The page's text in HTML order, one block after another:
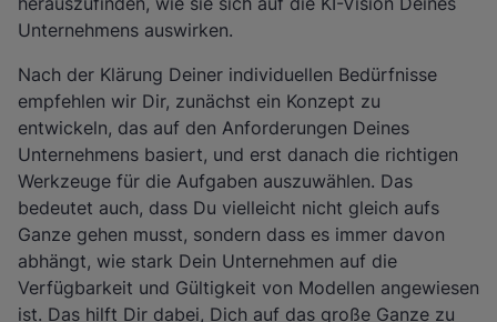
Unternehmens auswirken.
Nach der Klärung Deiner individuellen Bedürfnisse
empfehlen wir Dir, zunächst ein Konzept zu
entwickeln, das auf den Anforderungen Deines
Unternehmens basiert, und erst danach die richtigen
Werkzeuge für die Aufgaben auszuwählen. Das
bedeutet auch, dass Du vielleicht nicht gleich aufs
Ganze gehen musst, sondern dass es immer davon
abhängt, wie stark Dein Unternehmen auf die
Verfügbarkeit und Gültigkeit von Modellen angewiesen
ist. Das hilft Dir dabei, Dich auf das große Ganze zu